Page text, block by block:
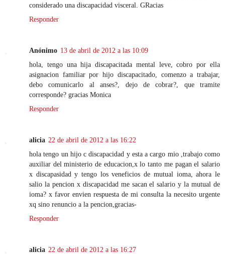
considerado una discapacidad visceral. GRacias
Responder
Anónimo 13 de abril de 2012 a las 10:09
hola, tengo una hija discapacitada mental leve, cobro por ella
asignacion familiar por hijo discapacitado, comenzo a trabajar,
debo comunicarlo al anses?, dejo de cobrar?, que tramite
corresponde? gracias Monica
Responder
alicia 22 de abril de 2012 a las 16:22
hola tengo un hijo c discapacidad y esta a cargo mio ,trabajo como
auxiliar del ministerio de educacion,x lo tanto me pagan el salario
x discapasidad y tengo los veneficios de mutual ioma, ahora le
salio la pencion x discapacidad me sacan el salario y la mutual de
ioma? x favor envien respuesta de mi consulta la necesito urgente
xq sino renuncio a la pencion,gracias-
Responder
alicia 22 de abril de 2012 a las 16:27